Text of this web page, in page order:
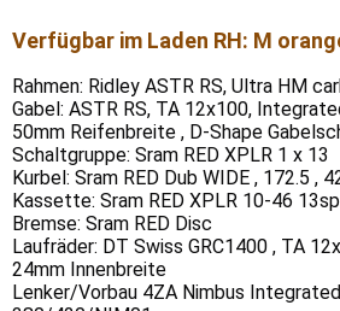
Verfügbar im Laden RH: M
Rahmen: Ridley ASTR RS, Ultra HM
Gabel: ASTR RS, TA 12x100,
50mm Reifenbreite , D-Shape
Schaltgruppe: Sram RED XPLR 1 x 13
Kurbel: Sram RED Dub WIDE , 172.5 ,
Kassette: Sram RED XPLR 10-46 13sp
Bremse: Sram RED Disc
Laufräder: DT Swiss GRC1400 , TA
24mm Innenbreite
Lenker/Vorbau 4ZA Nimbus